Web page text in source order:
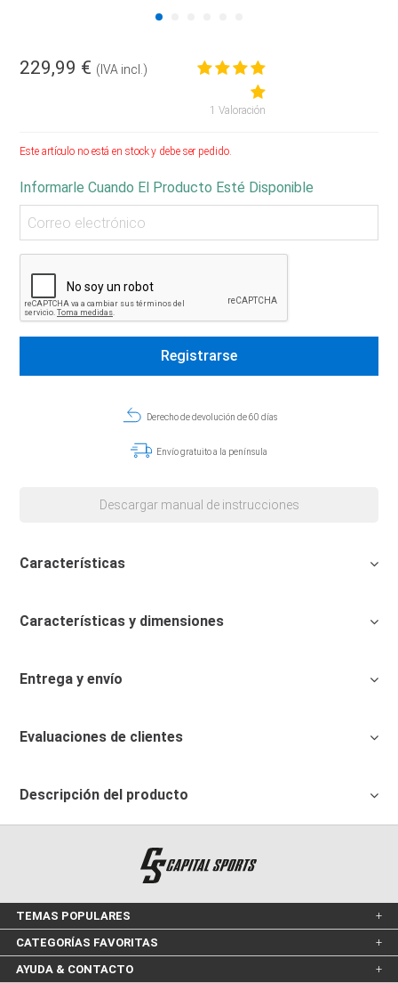
229,99 € (IVA incl.)
1 Valoración
Este artículo no está en stock y debe ser pedido.
Informarle Cuando El Producto Esté Disponible
Derecho de devolución de 60 días
Envío gratuito a la península
Descargar manual de instrucciones
Características
Características y dimensiones
Entrega y envío
Evaluaciones de clientes
Descripción del producto
TEMAS POPULARES
CATEGORÍAS FAVORITAS
AYUDA & CONTACTO